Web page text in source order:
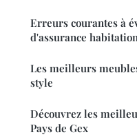
Erreurs courantes à
d'assurance
Les meilleurs
style
Découvrez les
Pays de Gex